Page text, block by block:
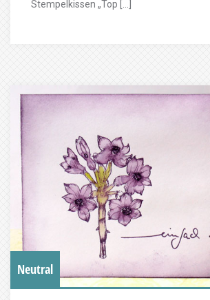
Stempelkissen „Top […]
Neutral